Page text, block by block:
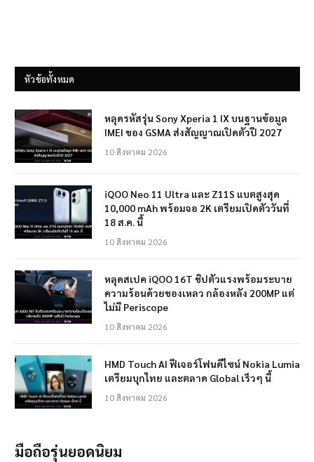
หัวข้อทั้งหมด
หลุดรหัสรุ่น Sony Xperia 1 IX บนฐานข้อมูล
IMEI ของ GSMA ส่งสัญญาณเปิดตัวปี 2027
10 สิงหาคม 2026
iQOO Neo 11 Ultra และ Z11S แบตสูงสุด
10,000 mAh พร้อมจอ 2K เตรียมเปิดตัววันที่
18 ส.ค. นี้
10 สิงหาคม 2026
หลุดสเปค iQOO 16T ชิปตัวแรงพร้อมระบาย
ความร้อนด้วยของเหลว กล้องหลัง 200MP แต่
ไม่มี Periscope
10 สิงหาคม 2026
HMD Touch AI ฟีเจอร์โฟนดีไซน์ Nokia Lumia
เตรียมบุกไทย และตลาด Global เร็วๆ นี้
10 สิงหาคม 2026
มือถือรุ่นยอดนิยม